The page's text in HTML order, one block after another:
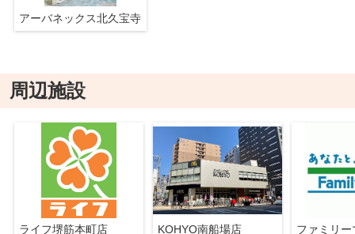
アーバネックス北久宝寺
周辺施設
ライフ堺筋本町店
KOHYO南船場店